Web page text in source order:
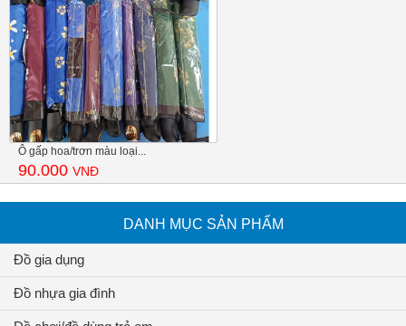
Ô gấp hoa/trơn màu loại...
90.000 VNĐ
DANH MỤC SẢN PHẨM
Đồ gia dụng
Đồ nhựa gia đình